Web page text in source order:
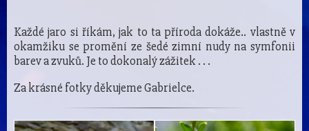
Každé jaro si říkám, jak to ta příroda dokáže.. vlastně v
okamžiku se promění ze šedé zimní nudy na symfonii
barev a zvuků. Je to dokonalý zážitek . . .
Za krásné fotky děkujeme Gabrielce.